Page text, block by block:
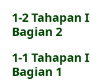
1-2
Bagian 2
1-1
Bagian 1